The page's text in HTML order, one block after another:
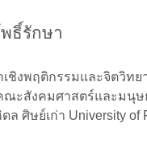
ธิ์รักษา
ชิงพฤติกรรมและจิตวิท
ณะสังคมศาสตร์และมนุษ
ศิษย์เก่า University of